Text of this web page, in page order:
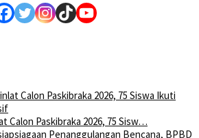
Calon Paskibraka 2026, 75 Sisw…